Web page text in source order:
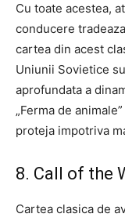
Cu toate acestea,
conducere
cartea din acest
Uniunii Sovietice
aprofundata a
„Ferma de
proteja impotriva
8. Call of the
Cartea clasica de